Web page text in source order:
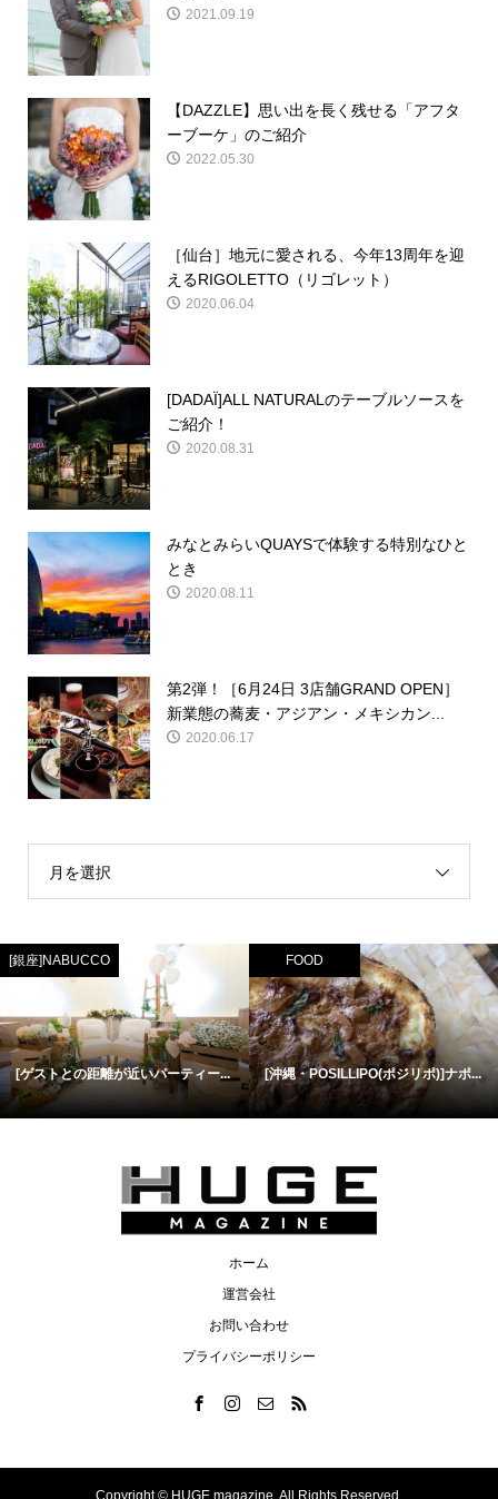
2021.09.19
【DAZZLE】思い出を長く残せる「アフタ
ーブーケ」のご紹介
2022.05.30
［仙台］地元に愛される、今年13周年を迎
えるRIGOLETTO（リゴレット）
2020.06.04
[DADAÏ]ALL NATURALのテーブルソースを
ご紹介！
2020.08.31
みなとみらいQUAYSで体験する特別なひと
とき
2020.08.11
第2弾！［6月24日 3店舗GRAND OPEN］
新業態の蕎麦・アジアン・メキシカン...
2020.06.17
月を選択
[銀座]NABUCCO
[ゲストとの距離が近いパーティー...
FOOD
[沖縄・POSILLIPO(ポジリポ)]ナポ...
ホーム
運営会社
お問い合わせ
プライバシーポリシー
Copyright © HUGE magazine. All Rights Reserved.